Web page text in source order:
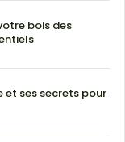
bois des
et ses secrets pour